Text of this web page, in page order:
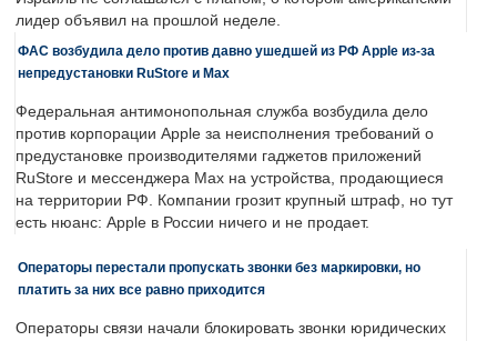
лидер объявил на прошлой неделе.
ФАС возбудила дело против давно ушедшей из РФ Apple из-за
непредустановки RuStore и Max
Федеральная антимонопольная служба возбудила дело
против корпорации Apple за неисполнения требований о
предустановке производителями гаджетов приложений
RuStore и мессенджера Max на устройства, продающиеся
на территории РФ. Компании грозит крупный штраф, но тут
есть нюанс: Apple в России ничего и не продает.
Операторы перестали пропускать звонки без маркировки, но
платить за них все равно приходится
Операторы связи начали блокировать звонки юридических